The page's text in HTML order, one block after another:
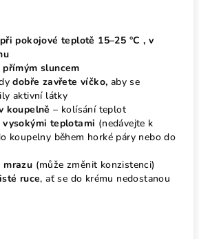
pokojové teplotě 15–25 °C , v
sluncem
dobře zavřete víčko, aby se
aktivní látky
koupelně – kolísání teplot
teplotami (nedávejte k
koupelny během horké páry nebo do
mrazu (může změnit konzistenci)
ruce, ať se do krému nedostanou